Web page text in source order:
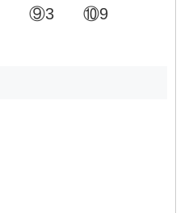
⑨3 ⑩9